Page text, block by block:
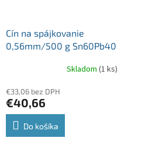
Cín na spájkovanie
0,56mm/500 g Sn60Pb40
01X-01-1-056-8Skladom (1 ks)
€33,06 bez DPH
€40,66
Do košíka